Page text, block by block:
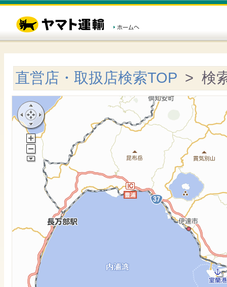
直営店・取扱店検索TOP > 検